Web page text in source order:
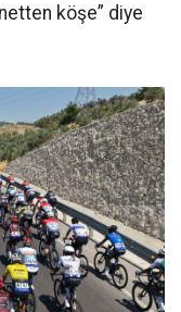
köşe” diye